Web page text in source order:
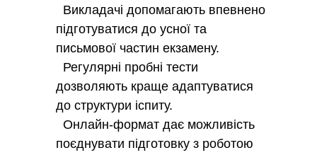
Викладачі допомагають впевнено
підготуватися до усної та
письмової частин екзамену.
Регулярні пробні тести
дозволяють краще адаптуватися
до структури іспиту.
Онлайн-формат дає можливість
поєднувати підготовку з роботою